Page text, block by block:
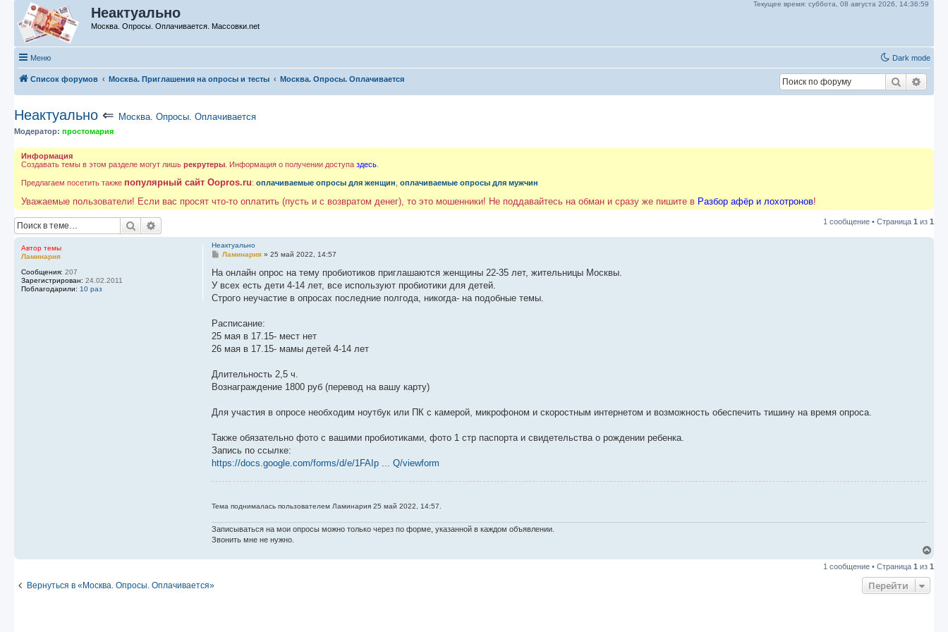
Текущее время: суббота, 08 августа 2026, 14:36:59
Неактуально
Москва. Опросы. Оплачивается. Массовки.net
Меню Dark mode
Список форумов Москва. Приглашения на опросы и тесты Москва. Опросы. Оплачивается Поиск
Неактуально ⇐ Москва. Опросы. Оплачивается
Модератор: простомария
Информация
Создавать темы в этом разделе могут лишь рекрутеры . Информация о получении доступа здесь
Предлагаем посетить также популярный сайт Oopros.ru: оплачиваемые опросы для женщин оплачиваемые опросы для мужчин
Уважаемые пользователи! Если вас просят что-то оплатить (пусть и с возвратом денег), то это мошенники! Не поддавайтесь на обман и сразу же пишите в Разбор афёр и лохотронов!
Поиск 1 сообщение • Страница 1 из 1
Автор темы
Ламинария
Сообщения: 207
Зарегистрирован: 24.02.2011
Поблагодарили: 10 раз
Неактуально
С
о
щ
е
н
е
Ламинария »25 май 2022, 14:57
На онлайн опрос на тему пробиотиков приглашаются женщины 22-35 лет, жительницы Москвы.
У всех есть дети 4-14 лет, все используют пробиотики для детей.
Строго неучастие в опросах последние полгода, никогда- на подобные темы.
Расписание:
25 мая в 17.15- мест нет
26 мая в 17.15- мамы детей 4-14 лет
Длительность 2,5 ч.
Вознаграждение 1800 руб (перевод на вашу карту)
Для участия в опросе необходим ноутбук или ПК с камерой, микрофоном и скоростным интернетом и возможность обеспечить тишину на время опроса.
Также обязательно фото с вашими пробиотиками, фото 1 стр паспорта и свидетельства о рождении ребенка.
Запись по ссылке:
https://docs.google.com/forms/d/e/1FAIp ... Q/viewform
Тема поднималась пользователем Ламинария 25 май 2022, 14:57.
Записываться на мои опросы можно только через по форме, указанной в каждом объявлении.
Звонить мне не нужно.
р
1 сообщение • Страница 1 из 1
Вернуться в «Москва. Опросы. Оплачивается» Перейти